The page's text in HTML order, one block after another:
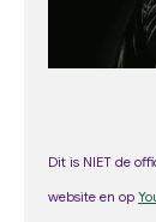
Dit is NIET de
website en op